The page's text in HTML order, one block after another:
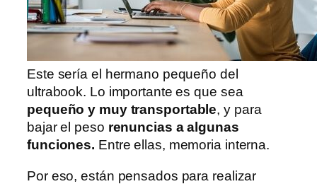
Este sería el hermano pequeño del
ultrabook. Lo importante es que sea
pequeño y muy transportable, y para
bajar el peso renuncias a algunas
funciones. Entre ellas, memoria interna.
Por eso, están pensados para realizar